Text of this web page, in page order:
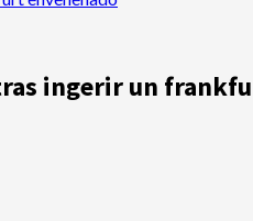
ingerir un